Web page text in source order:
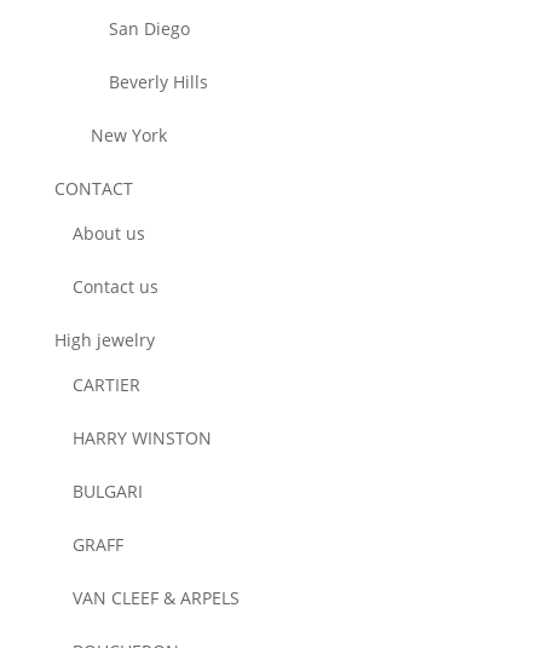
San Diego
Beverly Hills
New York
CONTACT
About us
Contact us
High jewelry
CARTIER
HARRY WINSTON
BULGARI
GRAFF
VAN CLEEF & ARPELS